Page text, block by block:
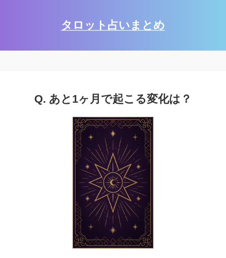
タロット占いまとめ
Q. あと1ヶ月で起こる変化は？